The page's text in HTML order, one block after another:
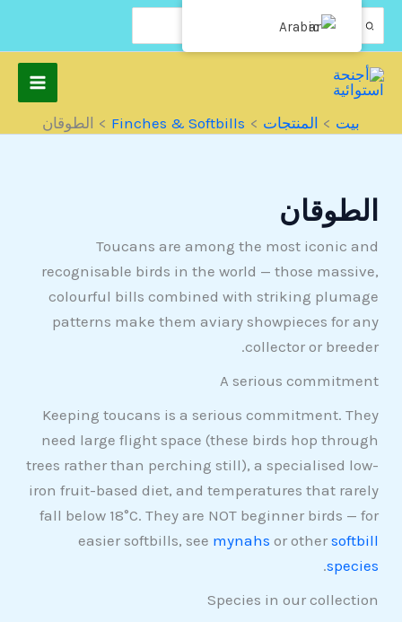
انتقل
المحتوى
عن:
بيت المنتجات Finches & Softbills الطوقان
الطوقان
Toucans are among the most iconic and
recognisable birds in the world — those massive,
colourful bills combined with striking plumage
patterns make them aviary showpieces for any
collector or breeder.
A serious commitment
Keeping toucans is a serious commitment. They
need large flight space (these birds hop through
trees rather than perching still), a specialised low-
iron fruit-based diet, and temperatures that rarely
fall below 18°C. They are NOT beginner birds — for
easier softbills, see mynahs or other softbill
species
.
Species in our collection
Arabic